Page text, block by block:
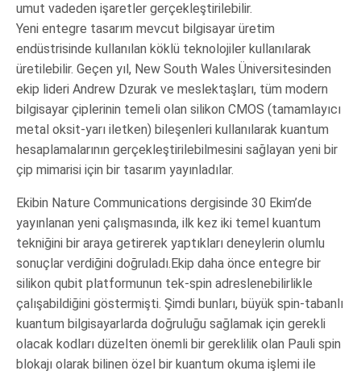
umut vadeden işaretler gerçekleştirilebilir.
Yeni entegre tasarım mevcut bilgisayar üretim
endüstrisinde kullanılan köklü teknolojiler kullanılarak
üretilebilir. Geçen yıl, New South Wales Üniversitesinden
ekip lideri Andrew Dzurak ve meslektaşları, tüm modern
bilgisayar çiplerinin temeli olan silikon CMOS (tamamlayıcı
metal oksit-yarı iletken) bileşenleri kullanılarak kuantum
hesaplamalarının gerçekleştirilebilmesini sağlayan yeni bir
çip mimarisi için bir tasarım yayınladılar.
Ekibin Nature Communications dergisinde 30 Ekim’de
yayınlanan yeni çalışmasında, ilk kez iki temel kuantum
tekniğini bir araya getirerek yaptıkları deneylerin olumlu
sonuçlar verdiğini doğruladı.Ekip daha önce entegre bir
silikon qubit platformunun tek-spin adreslenebilirlikle
çalışabildiğini göstermişti. Şimdi bunları, büyük spin-tabanlı
kuantum bilgisayarlarda doğruluğu sağlamak için gerekli
olacak kodları düzelten önemli bir gereklilik olan Pauli spin
blokajı olarak bilinen özel bir kuantum okuma işlemi ile